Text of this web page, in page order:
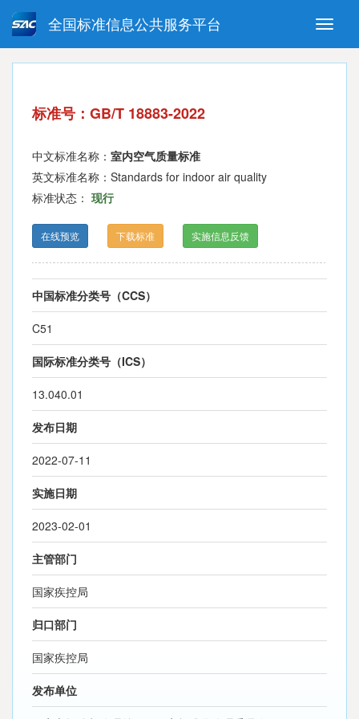
Toggle
全国标准信息公共服务平台
强制性国家标准 推荐性国家标准
指导性技术文件 (National standards in foreign
标准号：GB/T 18883-2022
中文标准名称： 室内空气质量标准
英文标准名称：Standards for indoor air quality
标准状态： 现行
在线预览 下载标准 实施信息反馈
中国标准分类号（CCS）
C51
国际标准分类号（ICS）
13.040.01
发布日期
2022-07-11
实施日期
2023-02-01
主管部门
国家疾控局
归口部门
国家疾控局
发布单位